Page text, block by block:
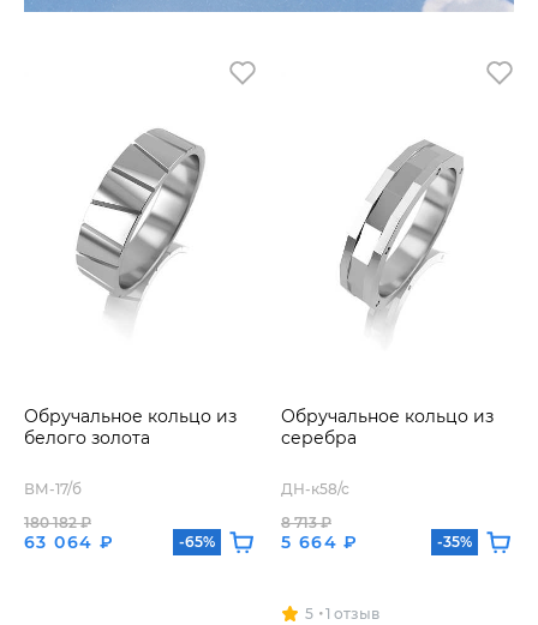
Обручальное кольцо из
белого золота
ВМ-17/б
63 064 ₽
180 182 ₽
-65%
Обручальное кольцо из
серебра
ДН-к58/с
5 664 ₽
8 713 ₽
-35%
5 1 отзыв